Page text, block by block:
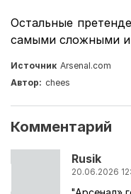
Остальные
самыми сложными
Источник Arsenal.com
Автор: chees
Комментарий
Rusik
20.06.2026